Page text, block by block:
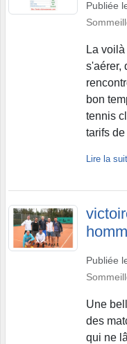
Publiée
La
s'aérer,
bon
tennis
tarifs
Lire la
Publiée
Une
des
qui ne